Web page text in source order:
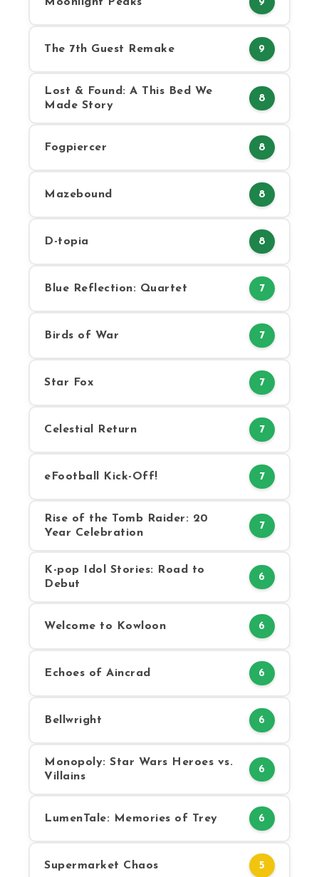
9
The 7th Guest Remake 9
Lost & Found: A This Bed We
Made Story
8
Fogpiercer 8
Mazebound 8
D-topia 8
Blue Reflection: Quartet 7
Birds of War 7
Star Fox 7
Celestial Return 7
eFootball Kick-Off! 7
Rise of the Tomb Raider: 20
Year Celebration
7
K-pop Idol Stories: Road to
Debut
6
Welcome to Kowloon 6
Echoes of Aincrad 6
Bellwright 6
Monopoly: Star Wars Heroes vs.
Villains
6
LumenTale: Memories of Trey 6
Supermarket Chaos 5